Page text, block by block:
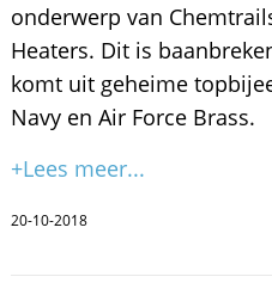
onderwerp van
Heaters. Dit is
komt uit geheime
Navy en Air Force Brass.
+Lees meer...
20-10-2018